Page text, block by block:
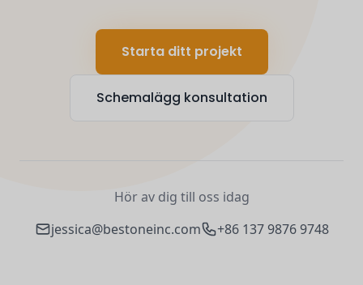
Starta ditt projekt
Schemalägg konsultation
Hör av dig till oss idag
jessica@bestoneinc.com
+86 137 9876 9748